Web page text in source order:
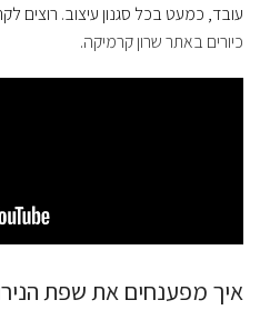
עובד, כמעט בכל סגנון עיצוב. רוצים
כיורים באתר שרון קרמיקה.
איך מפענחים את שפת